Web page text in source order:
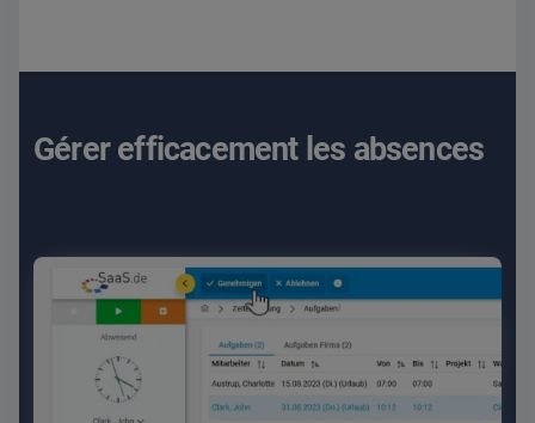
Gérer efficacement les absences